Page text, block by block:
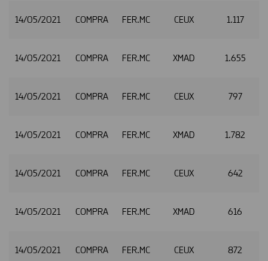
14/05/2021 COMPRA FER.MC CEUX 1.117
14/05/2021 COMPRA FER.MC XMAD 1.655
14/05/2021 COMPRA FER.MC CEUX 797
14/05/2021 COMPRA FER.MC XMAD 1.782
14/05/2021 COMPRA FER.MC CEUX 642
14/05/2021 COMPRA FER.MC XMAD 616
14/05/2021 COMPRA FER.MC CEUX 872